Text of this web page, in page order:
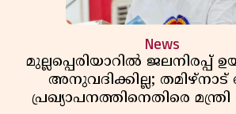
News
മുല്ലപ്പെരിയാറിൽ ജലനിരപ്പ്
അനുവദിക്കില്ല; തമിഴ്നാട്
പ്രഖ്യാപനത്തിനെതിരെ